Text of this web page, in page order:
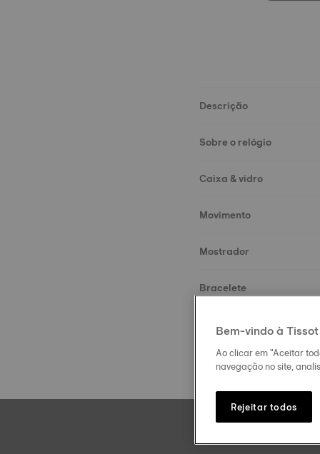
Descrição
Sobre o relógio
Caixa & vidro
Movimento
Mostrador
Bracelete
Bem-vindo à Tissot
Ao clicar em "Aceitar
navegação no site,
Rejeitar todos